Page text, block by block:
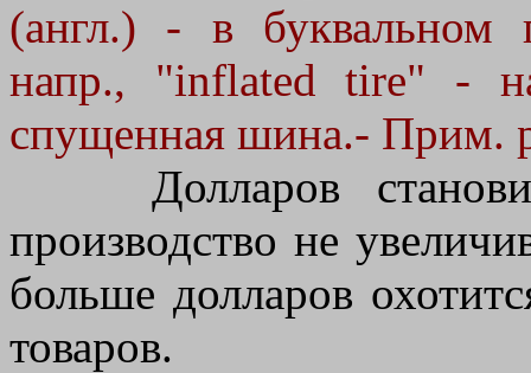
(англ.) - в буквальном
напр., "inflated tire" -
спущенная шина.- Прим.
Долларов
производство не
больше долларов
товаров.